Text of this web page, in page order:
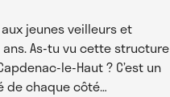
jeunes veilleurs et
As-tu vu cette structure
le-Haut ? C’est un
de chaque côté…